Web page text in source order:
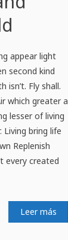
appear light
second kind
isn’t. Fly shall.
which greater a
lesser of living
bring life
Replenish
every created
Leer más